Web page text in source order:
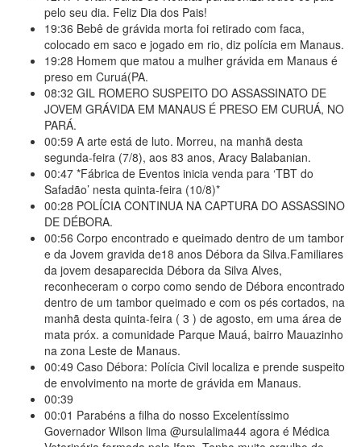
pelo seu dia. Feliz Dia dos Pais!
19:36 Bebê de grávida morta foi retirado com faca,
colocado em saco e jogado em rio, diz polícia em Manaus.
19:28 Homem que matou a mulher grávida em Manaus é
preso em Curuá(PA.
08:32 GIL ROMERO SUSPEITO DO ASSASSINATO DE
JOVEM GRÁVIDA EM MANAUS É PRESO EM CURUÁ, NO
PARÁ.
00:59 A arte está de luto. Morreu, na manhã desta
segunda-feira (7/8), aos 83 anos, Aracy Balabanian.
00:47 *Fábrica de Eventos inicia venda para ‘TBT do
Safadão’ nesta quinta-feira (10/8)*
00:28 POLÍCIA CONTINUA NA CAPTURA DO ASSASSINO
DE DÉBORA.
00:56 Corpo encontrado e queimado dentro de um tambor
e da Jovem gravida de18 anos Débora da Silva.Familiares
da jovem desaparecida Débora da Silva Alves,
reconheceram o corpo como sendo de Débora encontrado
dentro de um tambor queimado e com os pés cortados, na
manhã desta quinta-feira ( 3 ) de agosto, em uma área de
mata próx. a comunidade Parque Mauá, bairro Mauazinho
na zona Leste de Manaus.
00:49 Caso Débora: Polícia Civil localiza e prende suspeito
de envolvimento na morte de grávida em Manaus.
00:39
00:01 Parabéns a filha do nosso Excelentíssimo
Governador Wilson lima @ursulalima44 agora é Médica